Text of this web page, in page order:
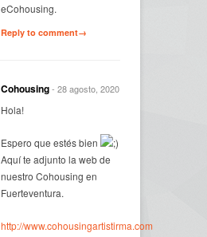
eCohousing.
Reply to comment→
Cohousing- 28 agosto, 2020
Hola!
Espero que estés bien
Aquí te adjunto la web de
nuestro Cohousing en
Fuerteventura.
http://www.cohousingartistirma.com